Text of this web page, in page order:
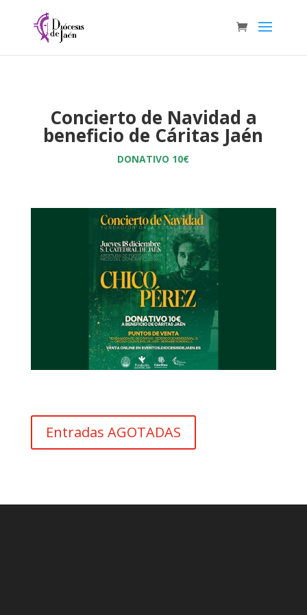
Concierto de Navidad a
beneficio de Cáritas Jaén
DONATIVO 10€
Entradas AGOTADAS